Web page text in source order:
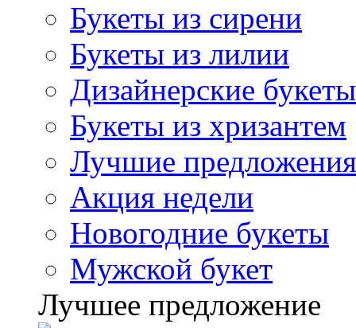
Букеты из сирени
Букеты из лилии
Дизайнерские
Букеты из хризантем
Лучшие предложения
Акция недели
Новогодние букеты
Мужской букет
Лучшее предложение